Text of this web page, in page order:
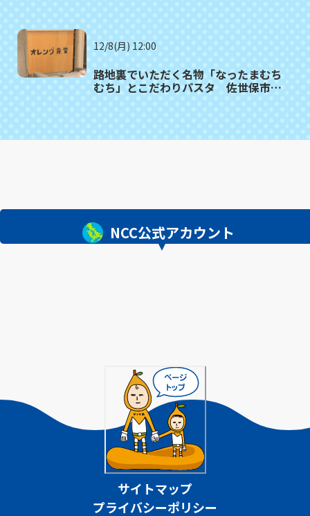
12/8(月) 12:00
路地裏でいただく名物「なったまむち
むち」とこだわりパスタ 佐世保市
NCC公式アカウント
サイトマップ
プライバシーポリシー